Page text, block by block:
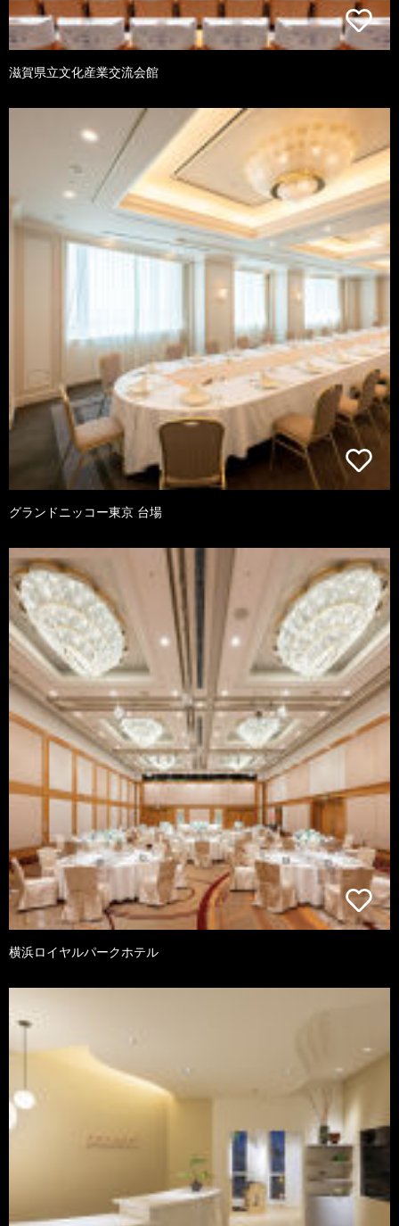
滋賀県立文化産業交流会館
グランドニッコー東京 台場
横浜ロイヤルパークホテル